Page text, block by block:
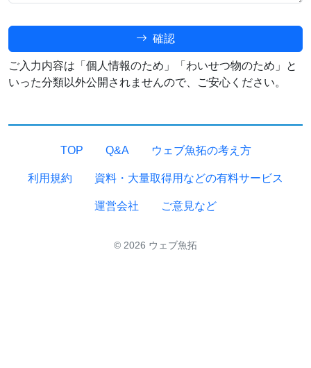
確認
ご入力内容は「個人情報のため」「わいせつ物のため」と
いった分類以外公開されませんので、ご安心ください。
TOP Q&A ウェブ魚拓の考え方
利用規約 資料・大量取得用などの有料サービス
運営会社 ご意見など
© 2026 ウェブ魚拓